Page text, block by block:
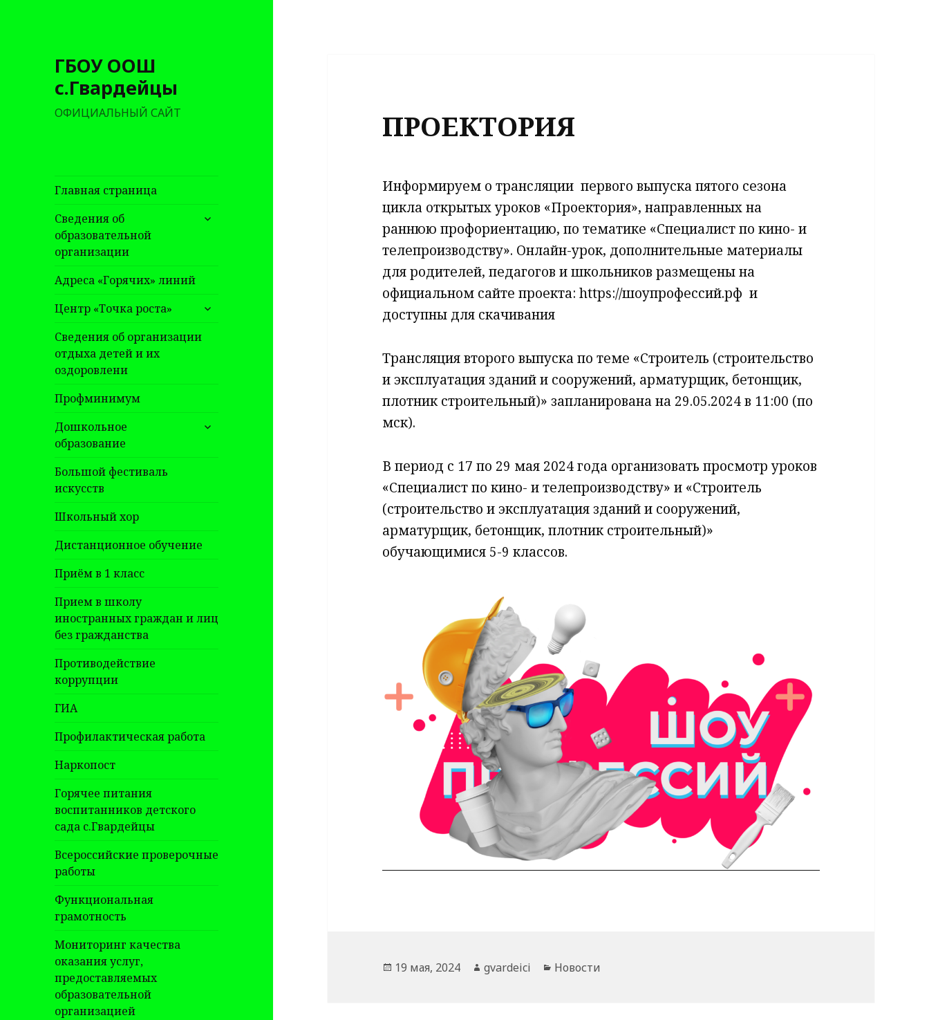
ГБОУ ООШ
с.Гвардейцы
ОФИЦИАЛЬНЫЙ САЙТ
Главная страница
Сведения об
образовательной
организации
раскрыть
Адреса «Горячих» линий
Центр «Точка роста»
раскрыть
дочернее
меню
Сведения об организации
отдыха детей и их
оздоровлени
Профминимум
Дошкольное
образование
раскрыть
Большой фестиваль
искусств
Школьный хор
Дистанционное обучение
Приём в 1 класс
Прием в школу
иностранных граждан и лиц
без гражданства
Противодействие
коррупции
ГИА
Профилактическая работа
Наркопост
Горячее питания
воспитанников детского
сада с.Гвардейцы
Всероссийские проверочные
работы
Функциональная
грамотность
Мониторинг качества
оказания услуг,
предоставляемых
образовательной
организацией
ПРОЕКТОРИЯ
Информируем о трансляции первого выпуска пятого сезона
цикла открытых уроков «Проектория», направленных на
раннюю профориентацию, по тематике «Специалист по кино- и
телепроизводству». Онлайн-урок, дополнительные материалы
для родителей, педагогов и школьников размещены на
официальном сайте проекта: https://шоупрофессий.рф и
доступны для скачивания
Трансляция второго выпуска по теме «Строитель (строительство
и эксплуатация зданий и сооружений, арматурщик, бетонщик,
плотник строительный)» запланирована на 29.05.2024 в 11:00 (по
мск).
В период с 17 по 29 мая 2024 года организовать просмотр уроков
«Специалист по кино- и телепроизводству» и «Строитель
(строительство и эксплуатация зданий и сооружений,
арматурщик, бетонщик, плотник строительный)»
обучающимися 5-9 классов.
Опубликовано
19 мая, 2024 Автор
gvardeici Рубрики
Новости